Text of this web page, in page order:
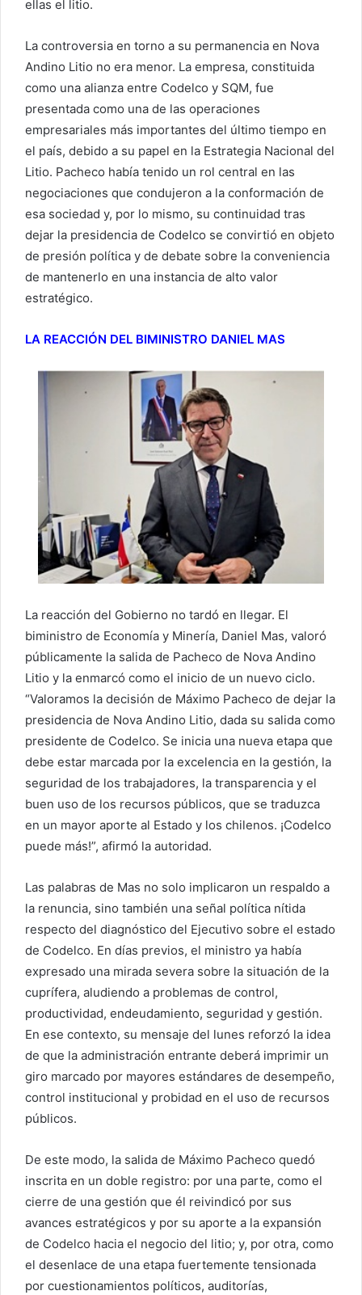
ellas el litio.
La controversia en torno a su permanencia en Nova
Andino Litio no era menor. La empresa, constituida
como una alianza entre Codelco y SQM, fue
presentada como una de las operaciones
empresariales más importantes del último tiempo en
el país, debido a su papel en la Estrategia Nacional del
Litio. Pacheco había tenido un rol central en las
negociaciones que condujeron a la conformación de
esa sociedad y, por lo mismo, su continuidad tras
dejar la presidencia de Codelco se convirtió en objeto
de presión política y de debate sobre la conveniencia
de mantenerlo en una instancia de alto valor
estratégico.
LA REACCIÓN DEL BIMINISTRO DANIEL MAS
La reacción del Gobierno no tardó en llegar. El
biministro de Economía y Minería, Daniel Mas, valoró
públicamente la salida de Pacheco de Nova Andino
Litio y la enmarcó como el inicio de un nuevo ciclo.
“Valoramos la decisión de Máximo Pacheco de dejar la
presidencia de Nova Andino Litio, dada su salida como
presidente de Codelco. Se inicia una nueva etapa que
debe estar marcada por la excelencia en la gestión, la
seguridad de los trabajadores, la transparencia y el
buen uso de los recursos públicos, que se traduzca
en un mayor aporte al Estado y los chilenos. ¡Codelco
puede más!”, afirmó la autoridad.
Las palabras de Mas no solo implicaron un respaldo a
la renuncia, sino también una señal política nítida
respecto del diagnóstico del Ejecutivo sobre el estado
de Codelco. En días previos, el ministro ya había
expresado una mirada severa sobre la situación de la
cuprífera, aludiendo a problemas de control,
productividad, endeudamiento, seguridad y gestión.
En ese contexto, su mensaje del lunes reforzó la idea
de que la administración entrante deberá imprimir un
giro marcado por mayores estándares de desempeño,
control institucional y probidad en el uso de recursos
públicos.
De este modo, la salida de Máximo Pacheco quedó
inscrita en un doble registro: por una parte, como el
cierre de una gestión que él reivindicó por sus
avances estratégicos y por su aporte a la expansión
de Codelco hacia el negocio del litio; y, por otra, como
el desenlace de una etapa fuertemente tensionada
por cuestionamientos políticos, auditorías,